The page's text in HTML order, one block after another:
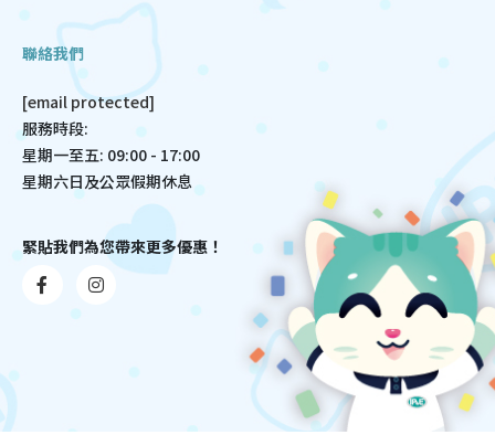
聯絡我們
[email protected]
服務時段:
星期一至五: 09:00 - 17:00
星期六日及公眾假期休息
緊貼我們為您帶來更多優惠！